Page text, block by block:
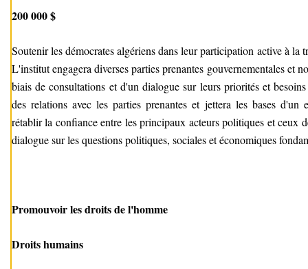
200 000 $
Soutenir les démocrates algériens dans leur participation active à la
L'institut engagera diverses parties prenantes gouvernementales et
biais de consultations et d'un dialogue sur leurs priorités et
des relations avec les parties prenantes et jettera les bases d'un
rétablir la confiance entre les principaux acteurs politiques et ceux
dialogue sur les questions politiques, sociales et économiques
Promouvoir les droits de l'homme
Droits humains